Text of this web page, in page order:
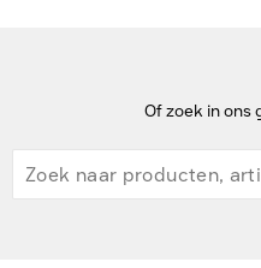
Of zoek in ons